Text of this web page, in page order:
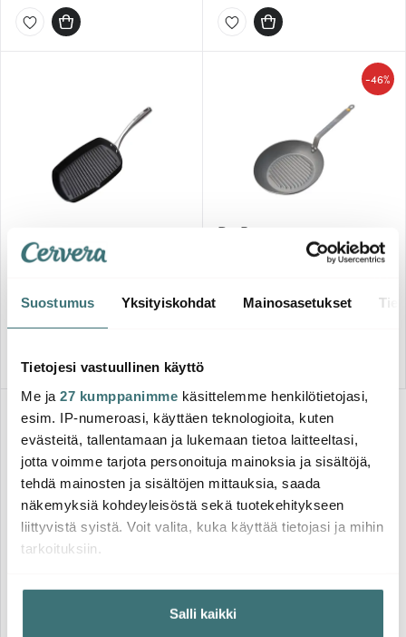
Suostumus Yksityiskohdat Mainosasetukset
Tietojesi vastuullinen käyttö
Me ja 27 kumppanimme käsittelemme henkilötietojasi,
esim. IP-numeroasi, käyttäen teknologioita, kuten
evästeitä, tallentamaan ja lukemaan tietoa laitteeltasi,
jotta voimme tarjota personoituja mainoksia ja sisältöjä,
tehdä mainosten ja sisältöjen mittauksia, saada
näkemyksiä kohdeyleisöstä sekä tuotekehitykseen
liittyvistä syistä. Voit valita, kuka käyttää tietojasi ja mihin
tarkoituksiin.
Jos sallit, haluamme myös tehdä seuraavia:
Kerätä tietoja maantieteellisestä sijainnistasi,
Salli kaikki
Skottsberg
Skottsberg Grillipannu 28 cm
128.00 €
Loppuunmyyty verkkosivulla
De Buyer
Mineral B Element
64.52 € 119.00 €
-46%
Skottsberg
Skottsberg Grillipannu 24 cm